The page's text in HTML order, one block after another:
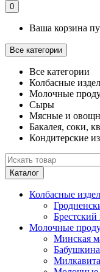
0
Ваша корзина
Все категории
Все категории
Колбасные
Молочные
Сыры
Мясные и
Бакалея, соки,
Кондитерские
Каталог
Колбасные
Молочные
Минская